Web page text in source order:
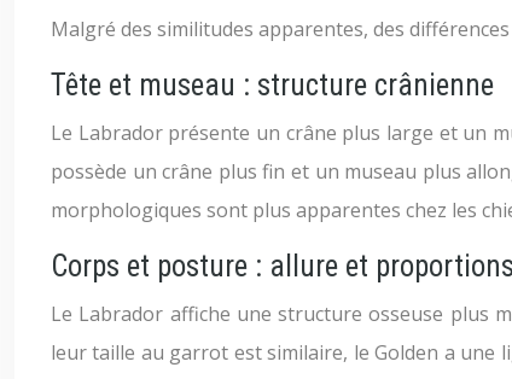
Malgré des similitudes apparentes, des
Tête et museau : structure crânienne
Le Labrador présente un crâne plus large et un
possède un crâne plus fin et un museau plus
morphologiques sont plus apparentes chez les
Corps et posture : allure et proportions
Le Labrador affiche une structure osseuse plus
leur taille au garrot est similaire, le Golden a une